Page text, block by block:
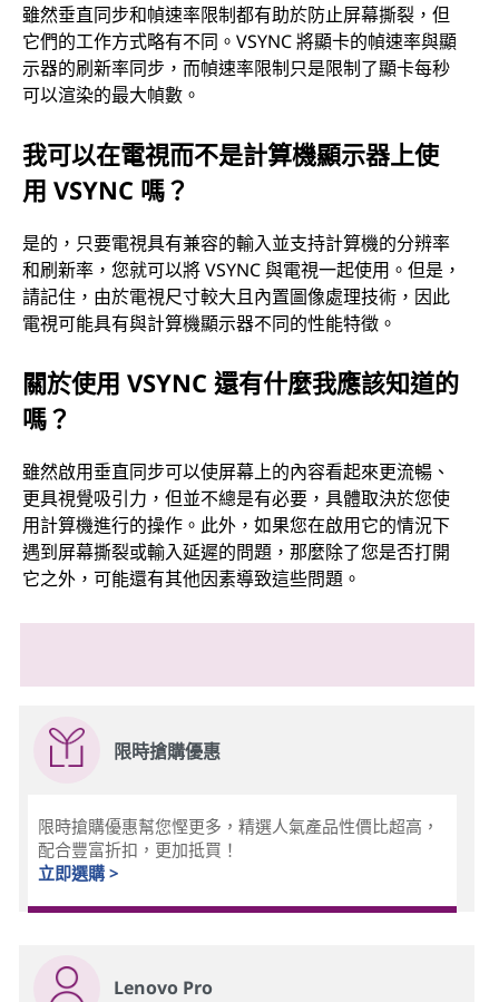
雖然垂直同步和幀速率限制都有助於防止屏幕撕裂，但
它們的工作方式略有不同。VSYNC 將顯卡的幀速率與顯
示器的刷新率同步，而幀速率限制只是限制了顯卡每秒
可以渲染的最大幀數。
我可以在電視而不是計算機顯示器上使
用 VSYNC 嗎？
是的，只要電視具有兼容的輸入並支持計算機的分辨率
和刷新率，您就可以將 VSYNC 與電視一起使用。但是，
請記住，由於電視尺寸較大且內置圖像處理技術，因此
電視可能具有與計算機顯示器不同的性能特徵。
關於使用 VSYNC 還有什麼我應該知道的
嗎？
雖然啟用垂直同步可以使屏幕上的內容看起來更流暢、
更具視覺吸引力，但並不總是有必要，具體取決於您使
用計算機進行的操作。此外，如果您在啟用它的情況下
遇到屏幕撕裂或輸入延遲的問題，那麼除了您是否打開
它之外，可能還有其他因素導致這些問題。
限時搶購優惠
限時搶購優惠幫您慳更多，精選人氣產品性價比超高，
配合豐富折扣，更加抵買！
立即選購 >
Lenovo Pro